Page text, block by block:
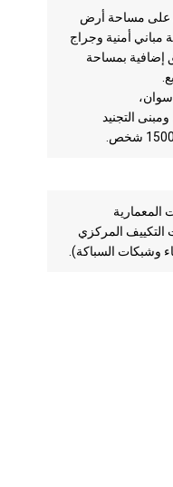
على مساحة أرض
مباني أمنية وجراج
إضافية بمساحة
التجنيد
المعمارية
التكييف المركزي
وشبكات السباكة).